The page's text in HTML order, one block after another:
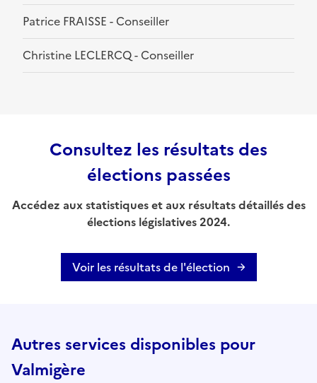
Patrice FRAISSE - Conseiller
Christine LECLERCQ - Conseiller
Consultez les résultats des
élections passées
Accédez aux statistiques et aux résultats détaillés des
élections législatives 2024.
Voir les résultats de l'élection
Autres services disponibles pour
Valmigère